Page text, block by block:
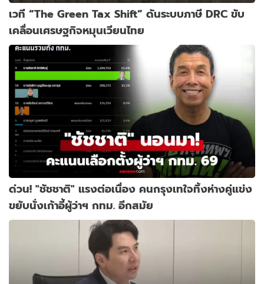
เวที “The Green Tax Shift” ดันระบบภาษี DRC ขับ
เคลื่อนเศรษฐกิจหมุนเวียนไทย
ด่วน! "ชัชชาติ" แรงต่อเนื่อง คนกรุงเทใจทิ้งห่างคู่แข่ง
ขยับนั่งเก้าอี้ผู้ว่าฯ กทม. อีกสมัย